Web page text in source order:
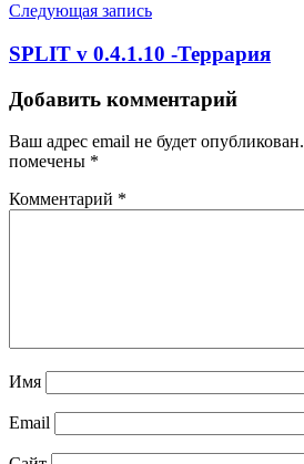
Следующая запись
SPLIT v 0.4.1.10 -Террария
Добавить комментарий
Ваш адрес email не будет опубликован.
помечены *
Комментарий *
Имя
Email